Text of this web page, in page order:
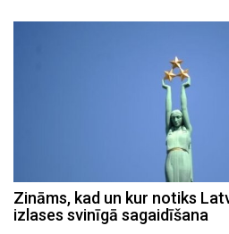
Zināms, kad un kur notiks
izlases svinīgā sagaidīšana